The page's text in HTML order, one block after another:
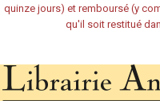
quinze jours) et remboursé (y
qu'il soit restitué